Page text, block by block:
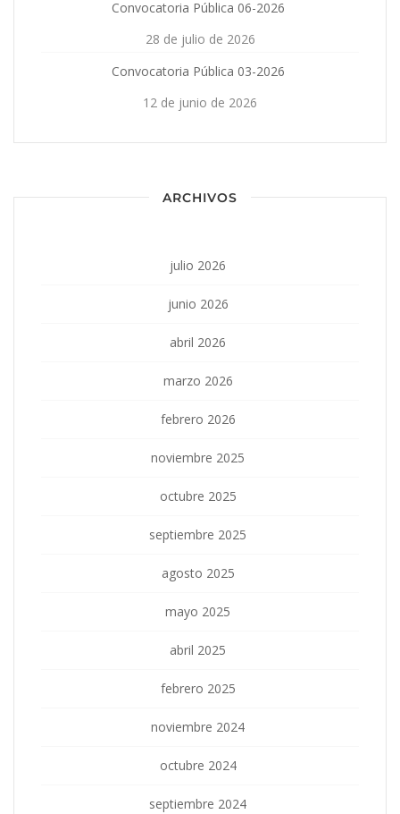
Convocatoria Pública 06-2026
28 de julio de 2026
Convocatoria Pública 03-2026
12 de junio de 2026
ARCHIVOS
julio 2026
junio 2026
abril 2026
marzo 2026
febrero 2026
noviembre 2025
octubre 2025
septiembre 2025
agosto 2025
mayo 2025
abril 2025
febrero 2025
noviembre 2024
octubre 2024
septiembre 2024